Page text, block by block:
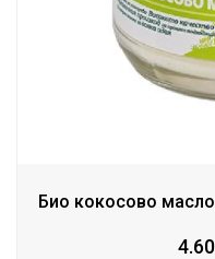
Био кокосово